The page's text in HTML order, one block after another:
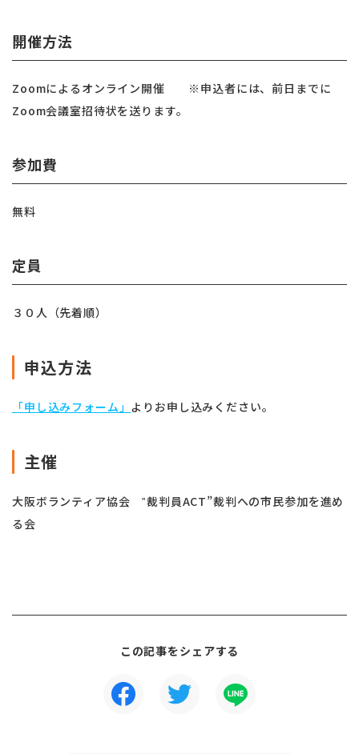
開催方法
Zoomによるオンライン開催 ※申込者には、前日までに
Zoom会議室招待状を送ります。
参加費
無料
定員
３０人（先着順）
申込方法
「申し込みフォーム」 よりお申し込みください。
主催
大阪ボランティア協会 ‟裁判員ACT”裁判への市民参加を進め
る会
この記事をシェアする